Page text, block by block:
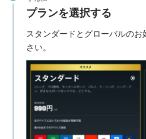
プランを選択する
スタンダードとグローバルの
さい。